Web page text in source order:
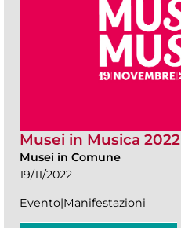
Musei in Musica 2022
Musei in Comune
19/11/2022
Evento|Manifestazioni